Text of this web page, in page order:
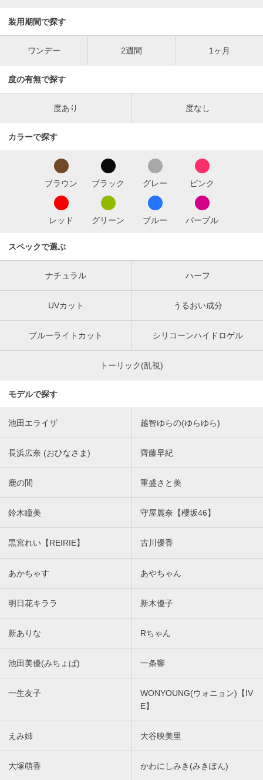
装用期間で探す
ワンデー 2週間 1ヶ月
度の有無で探す
度あり 度なし
カラーで探す
ブラウン ブラック グレー ピンク
レッド グリーン ブルー パープル
スペックで選ぶ
ナチュラル ハーフ
UVカット うるおい成分
ブルーライトカット シリコーンハイドロゲル
トーリック(乱視)
モデルで探す
池田エライザ 越智ゆらの(ゆらゆら)
長浜広奈 (おひなさま) 齊藤早紀
鹿の間 重盛さと美
鈴木瞳美 守屋麗奈【櫻坂46】
黒宮れい【REIRIE】 古川優香
あかちゃす あやちゃん
明日花キララ 新木優子
新ありな Rちゃん
池田美優(みちょぱ) 一条響
一生友子
WONYOUNG(ウォニョン)【IV
E】
えみ姉 大谷映美里
大塚萌香 かわにしみき(みきぽん)